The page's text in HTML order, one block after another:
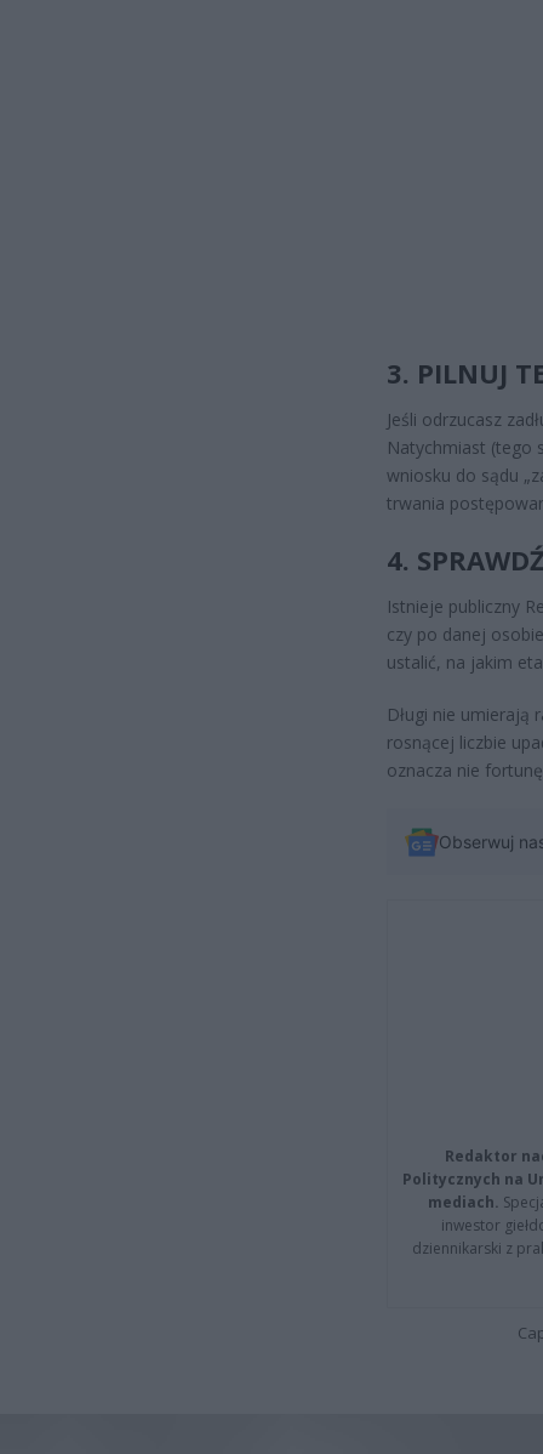
3. PILNUJ
Jeśli odrzucasz
Natychmiast (tego
wniosku do sądu
trwania
4.
Istnieje publiczny
czy po danej
ustalić, na jakim
Długi nie umierają
rosnącej liczbie
oznacza nie
Obserwuj
Redaktor
Politycznych na
mediach.
inwestor
dziennikarski z